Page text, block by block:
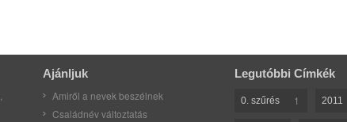
Ajánljuk
Amiről a nevek beszélnek
Családnév változtatás
Legutóbbi Címkék
0. szűrés 1 2011